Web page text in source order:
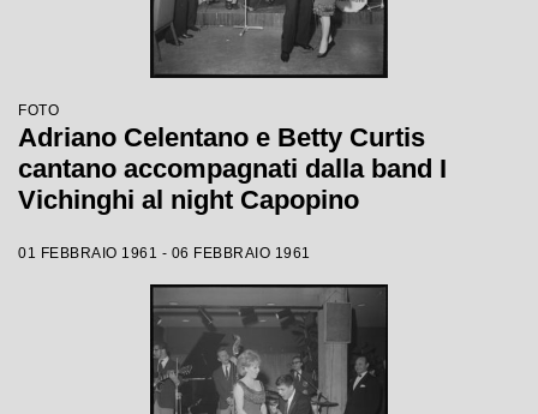
FOTO
Adriano Celentano e Betty Curtis
cantano accompagnati dalla band I
Vichinghi al night Capopino
01 FEBBRAIO 1961 - 06 FEBBRAIO 1961